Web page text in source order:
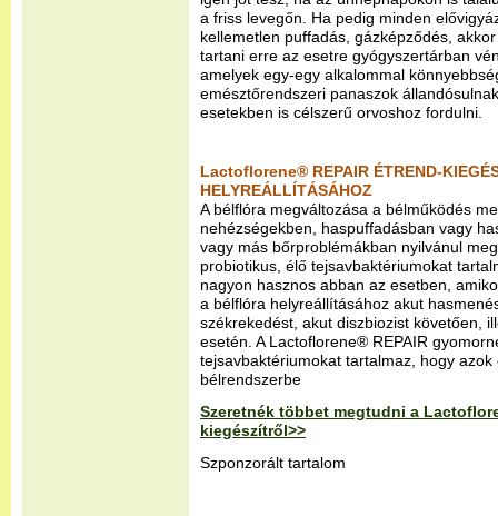
a friss levegőn. Ha pedig minden
kellemetlen puffadás, gázképződés,
tartani erre az esetre gyógyszertárban
amelyek egy-egy alkalommal
emésztőrendszeri panaszok
esetekben is célszerű orvoshoz fordulni.
Lactoflorene® REPAIR ÉTREND-
HELYREÁLLÍTÁSÁHOZ
A bélflóra megváltozása a bélműködés
nehézségekben, haspuffadásban vagy
vagy más bőrproblémákban nyilvánul
probiotikus, élő tejsavbaktériumokat
nagyon hasznos abban az esetben,
a bélflóra helyreállításához akut
székrekedést, akut diszbiozist követően,
esetén. A Lactoflorene® REPAIR
tejsavbaktériumokat tartalmaz, hogy azok
bélrendszerbe
Szeretnék többet megtudni a
kiegészítről>>
Szponzorált tartalom